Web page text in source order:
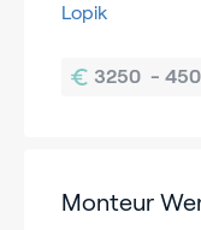
Lopik
Monteur